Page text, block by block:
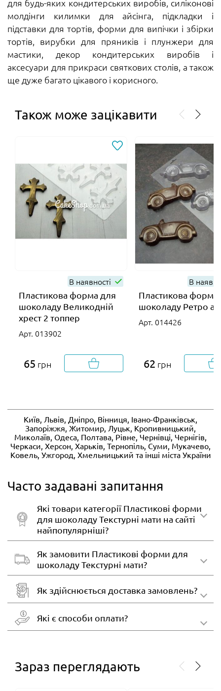
для будь-яких кондитерських виробів, силіконові
молдінги килимки для айсінга, підкладки і
підставки для тортів, форми для випічки і збірки
тортів, вирубки для пряників і плунжери для
мастики, декор кондитерських виробів і
аксесуари для прикраси святкових столів, а також
ще дуже багато цікавого і корисного.
Також може зацікавити
В наявності
Пластикова форма для
шоколаду Великодній
хрест 2 топпер
Арт. 013902
65 грн
В
Пластикова форма
шоколаду Ретро
Арт. 014426
62 грн
Київ, Львів, Дніпро, Вінниця, Івано-Франківськ,
Запоріжжя, Житомир, Луцьк, Кропивницький,
Миколаїв, Одеса, Полтава, Рівне, Чернівці, Чернігів,
Черкаси, Херсон, Харьків, Тернопіль, Суми, Мукачево,
Ковель, Ужгород, Хмельницький та інші міста України
Часто задавані запитання
Які товари категорії Пластикові форми
для шоколаду Текстурні мати на сайті
найпопулярніші?
Як замовити Пластикові форми для
шоколаду Текстурні мати?
Як здійснюється доставка замовлень?
Які є способи оплати?
Зараз переглядають